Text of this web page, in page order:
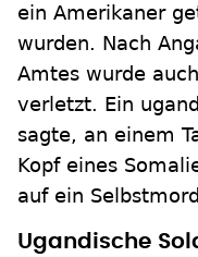
ein Amerikaner
wurden. Nach
Amtes wurde
verletzt. Ein
sagte, an einem
Kopf eines
auf ein
Ugandische